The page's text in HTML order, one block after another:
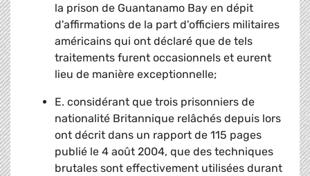
la prison de Guantanamo Bay en dépit
d'affirmations de la part d'officiers militaires
américains qui ont déclaré que de tels
traitements furent occasionnels et eurent
lieu de manière exceptionnelle;
E. considérant que trois prisonniers de
nationalité Britannique relâchés depuis lors
ont décrit dans un rapport de 115 pages
publié le 4 août 2004, que des techniques
brutales sont effectivement utilisées durant